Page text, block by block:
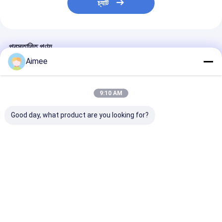
গেট মোটর স্লাইডিং চ্যাট
প্রস্তাবিত পণ্য
Aimee
9:10 AM
Good day, what product are you looking for?